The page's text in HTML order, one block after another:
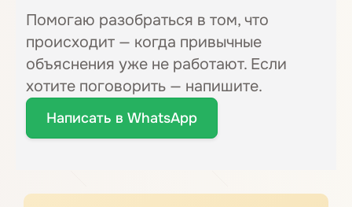
Помогаю разобраться в том, что
происходит — когда привычные
объяснения уже не работают. Если
хотите поговорить — напишите.
Написать в WhatsApp